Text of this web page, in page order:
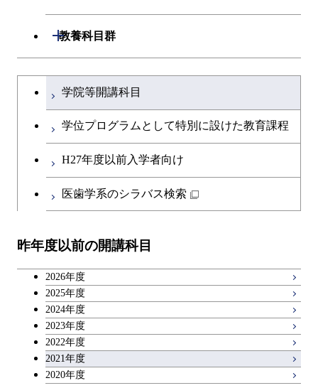
原子核工学コース
知能情報コース
情報工学コース
知能情報コース
専門科目
ライフエンジニアリングコ
ース
建築学系
開閉
コース
都市・環境学コース
コース
都市・環境学コース
開閉
エネルギーコース
エンジニアリングデザイン
社会・人間科学コース
イノベーション科学系
イノベーション科学コース
技術経営専門職学位課程
開閉
技術経営専門職学位課程
専門科目
教養科目群
開閉
文系教養科目
英語科目
第二外国語科目
キャリア科目
大学院課程を切り替える
学院等開講科目
学位プログラムとして特別に設けた教育課程
H27年度以前入学者向け
医歯学系のシラバス検索
昨年度以前の開講科目
2026年度
2025年度
2024年度
2023年度
2022年度
2021年度
2020年度